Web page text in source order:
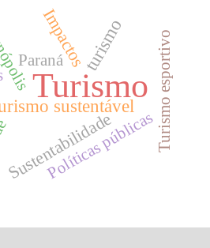
Turismo
sustentável
turismo
Impactos
Sustentabilidade
Políticas públicas
Paraná Turismo esportivo